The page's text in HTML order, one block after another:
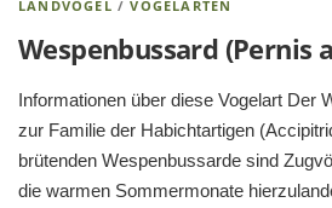
LANDVÖGEL /VOGELARTEN
Wespenbussard (Pernis
Informationen über diese Vogelart Der
zur Familie der Habichtartigen
brütenden Wespenbussarde sind
die warmen Sommermonate